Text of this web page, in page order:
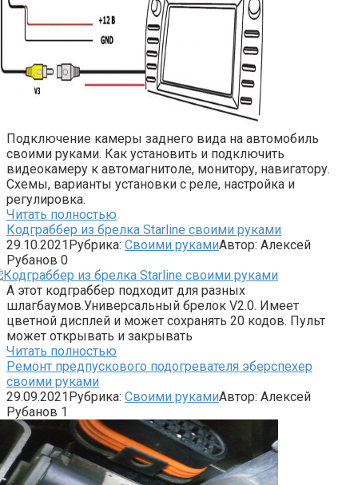
Подключение камеры заднего вида на автомобиль
своими руками. Как установить и подключить
видеокамеру к автомагнитоле, монитору, навигатору.
Схемы, варианты установки с реле, настройка и
регулировка.
Читать полностью
Кодграббер из брелка Starline своими руками
29.10.2021Рубрика: Своими рукамиАвтор: Алексей
Рубанов 0
А этот кодграббер подходит для разных
шлагбаумов.Универсальный брелок V2.0. Имеет
цветной дисплей и может сохранять 20 кодов. Пульт
может открывать и закрывать
Читать полностью
Ремонт предпускового подогревателя эберспехер
своими руками
29.09.2021Рубрика: Своими рукамиАвтор: Алексей
Рубанов 1